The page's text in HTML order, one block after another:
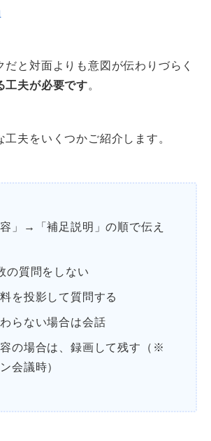
だと対面よりも意図が伝わりづらく
工夫が必要です。
夫をいくつかご紹介します。
容」→「補足説明」の順で伝え
の質問をしない
を投影して質問する
らない場合は会話
の場合は、録画して残す（※
会議時）